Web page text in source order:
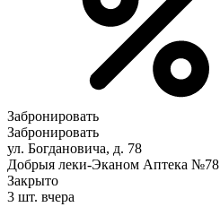
Забронировать
Забронировать
ул. Богдановича, д. 78
Добрыя леки-Эканом Аптека №78
Закрыто
3 шт. вчера